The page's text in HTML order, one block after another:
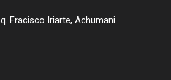
Fracisco Iriarte, Achumani